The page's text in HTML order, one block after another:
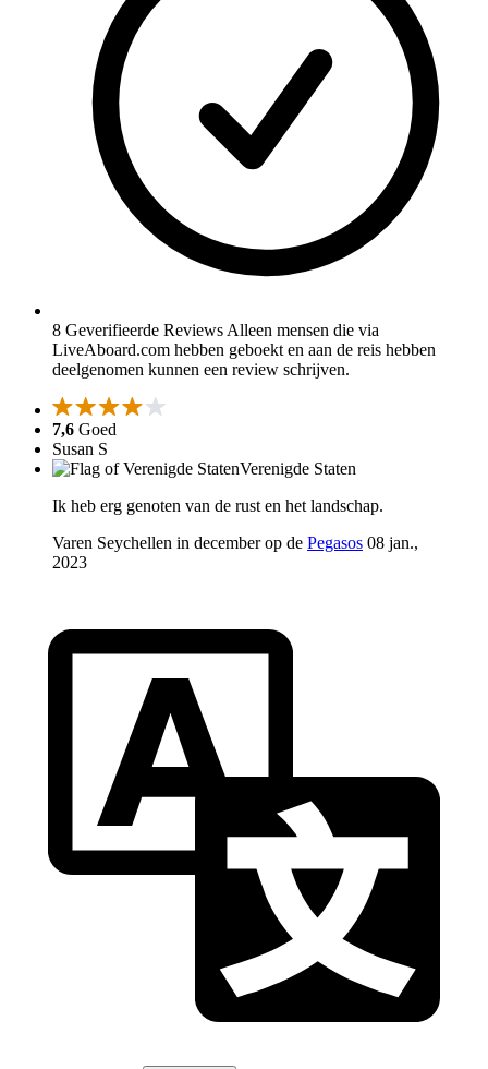
8 Geverifieerde Reviews Alleen mensen die via
LiveAboard.com hebben geboekt en aan de reis hebben
deelgenomen kunnen een review schrijven.
7,6 Goed
Susan S
Verenigde Staten
Ik heb erg genoten van de rust en het landschap.
Varen Seychellen in december op de Pegasos 08 jan.,
2023